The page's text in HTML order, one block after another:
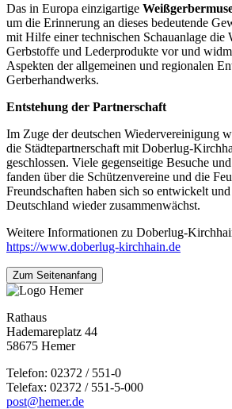
Das in Europa einzigartige
um die Erinnerung an dieses bedeutende
mit Hilfe einer technischen Schauanlage die
Gerbstoffe und Lederprodukte vor und
Aspekten der allgemeinen und regionalen
Gerberhandwerks.
Entstehung der Partnerschaft
Im Zuge der deutschen Wiedervereinigung
die Städtepartnerschaft mit Doberlug-
geschlossen. Viele gegenseitige Besuche
fanden über die Schützenvereine und die
Freundschaften haben sich so entwickelt
Deutschland wieder zusammenwächst.
Weitere Informationen zu Doberlug-
https://www.doberlug-kirchhain.de
Zum Seitenanfang
Rathaus
Hademareplatz 44
58675 Hemer
Telefon: 02372 / 551-0
Telefax: 02372 / 551-5-000
post@hemer.de